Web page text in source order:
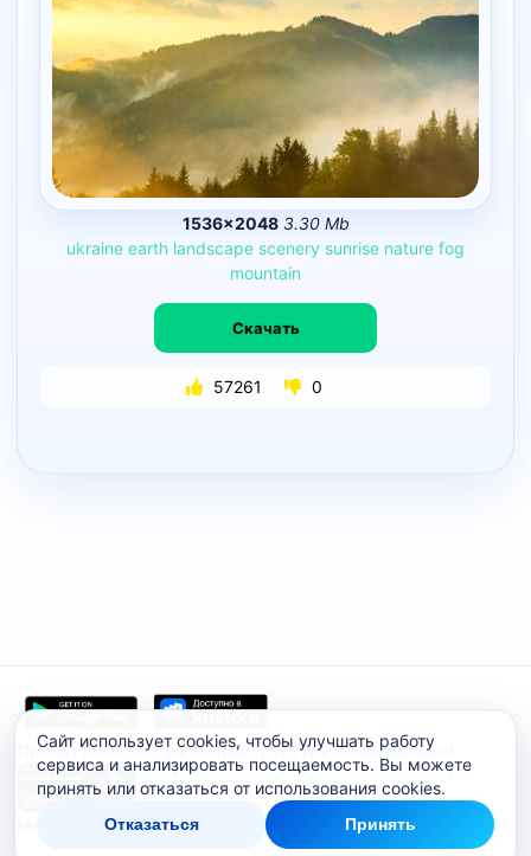
1536×2048 3.30 Mb
ukraine earth landscape scenery sunrise nature fog
mountain
Скачать
57261 0
Проект работает на инфраструктуре timeweb.cloud
Мобильное приложение
Сайт использует cookies, чтобы улучшать работу
сервиса и анализировать посещаемость. Вы можете
принять или отказаться от использования cookies.
Отказаться Принять